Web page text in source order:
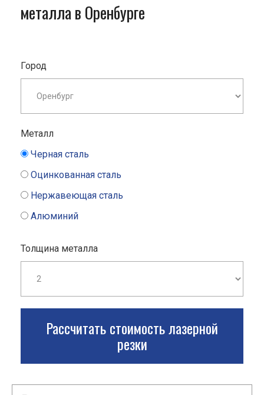
металла в Оренбурге
Город
Металл
Черная сталь
Оцинкованная сталь
Нержавеющая сталь
Алюминий
Толщина металла
Рассчитать стоимость лазерной
резки